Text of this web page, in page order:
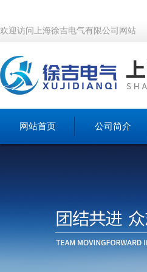
欢迎访问上海徐吉电气有限公司网站
网站首页 公司简介